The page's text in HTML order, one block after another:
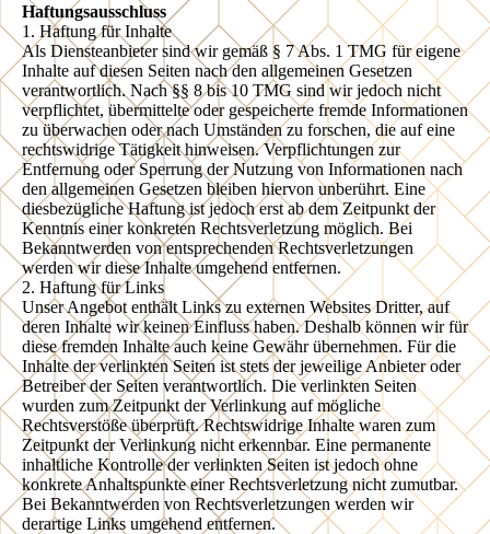
Haftungsausschluss
1. Haftung für Inhalte
Als Diensteanbieter sind wir gemäß § 7 Abs. 1 TMG für eigene
Inhalte auf diesen Seiten nach den allgemeinen Gesetzen
verantwortlich. Nach §§ 8 bis 10 TMG sind wir jedoch nicht
verpflichtet, übermittelte oder gespeicherte fremde Informationen
zu überwachen oder nach Umständen zu forschen, die auf eine
rechtswidrige Tätigkeit hinweisen. Verpflichtungen zur
Entfernung oder Sperrung der Nutzung von Informationen nach
den allgemeinen Gesetzen bleiben hiervon unberührt. Eine
diesbezügliche Haftung ist jedoch erst ab dem Zeitpunkt der
Kenntnis einer konkreten Rechtsverletzung möglich. Bei
Bekanntwerden von entsprechenden Rechtsverletzungen
werden wir diese Inhalte umgehend entfernen.
2. Haftung für Links
Unser Angebot enthält Links zu externen Websites Dritter, auf
deren Inhalte wir keinen Einfluss haben. Deshalb können wir für
diese fremden Inhalte auch keine Gewähr übernehmen. Für die
Inhalte der verlinkten Seiten ist stets der jeweilige Anbieter oder
Betreiber der Seiten verantwortlich. Die verlinkten Seiten
wurden zum Zeitpunkt der Verlinkung auf mögliche
Rechtsverstöße überprüft. Rechtswidrige Inhalte waren zum
Zeitpunkt der Verlinkung nicht erkennbar. Eine permanente
inhaltliche Kontrolle der verlinkten Seiten ist jedoch ohne
konkrete Anhaltspunkte einer Rechtsverletzung nicht zumutbar.
Bei Bekanntwerden von Rechtsverletzungen werden wir
derartige Links umgehend entfernen.